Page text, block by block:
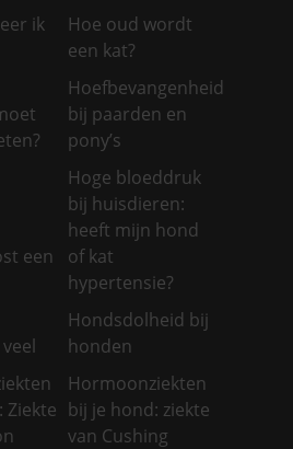
ik
Hoe oud wordt
een kat?
Hoefbevangenheid
bij paarden en
pony’s
een
Hoge bloeddruk
bij huisdieren:
heeft mijn hond
of kat
hypertensie?
Hondsdolheid bij
honden
Ziekte
Hormoonziekten
bij je hond: ziekte
van Cushing